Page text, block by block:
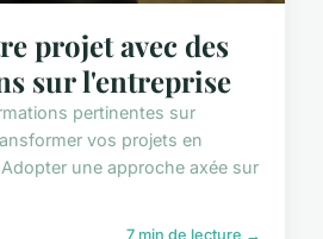
projet avec des
sur l'entreprise
pertinentes sur
vos projets en
une approche axée sur
7 min de lecture →